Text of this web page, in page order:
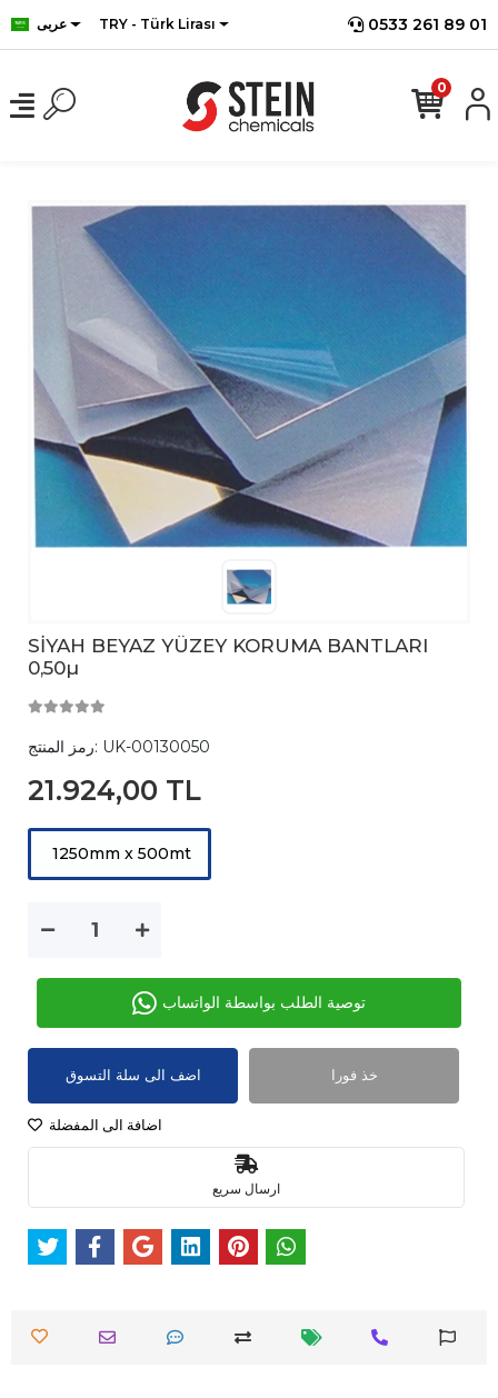
عربى TRY - Türk Lirası 0533 261 89 01
0
SİYAH BEYAZ YÜZEY KORUMA BANTLARI
0,50µ
رمز المنتج: UK-00130050
21.924,00 TL
1250mm x 500mt
توصية الطلب بواسطة الواتساب
اضف الى سلة التسوق خذ فورا
اضافة الى المفضلة
ارسال سريع